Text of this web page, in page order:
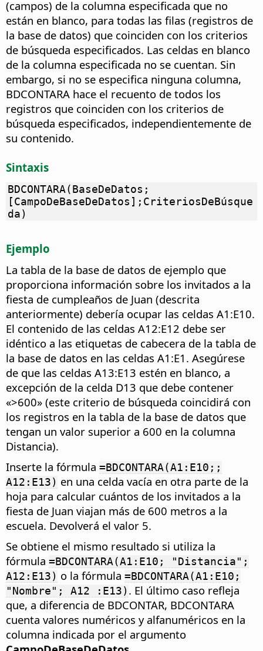
(campos) de la columna especificada que no
están en blanco, para todas las filas (registros de
la base de datos) que coinciden con los criterios
de búsqueda especificados. Las celdas en blanco
de la columna especificada no se cuentan. Sin
embargo, si no se especifica ninguna columna,
BDCONTARA hace el recuento de todos los
registros que coinciden con los criterios de
búsqueda especificados, independientemente de
su contenido.
Sintaxis
BDCONTARA(BaseDeDatos;
[CampoDeBaseDeDatos];CriteriosDeBúsque
da)
Ejemplo
La tabla de la base de datos de ejemplo que
proporciona información sobre los invitados a la
fiesta de cumpleaños de Juan (descrita
anteriormente) debería ocupar las celdas A1:E10.
El contenido de las celdas A12:E12 debe ser
idéntico a las etiquetas de cabecera de la tabla de
la base de datos en las celdas A1:E1. Asegúrese
de que las celdas A13:E13 estén en blanco, a
excepción de la celda D13 que debe contener
«>600» (este criterio de búsqueda coincidirá con
los registros en la tabla de la base de datos que
tengan un valor superior a 600 en la columna
Distancia).
Inserte la fórmula =BDCONTARA(A1:E10;;
A12:E13) en una celda vacía en otra parte de la
hoja para calcular cuántos de los invitados a la
fiesta de Juan viajan más de 600 metros a la
escuela. Devolverá el valor 5.
Se obtiene el mismo resultado si utiliza la
fórmula =BDCONTARA(A1:E10; "Distancia";
A12:E13) o la fórmula =BDCONTARA(A1:E10;
"Nombre"; A12 :E13) . El último caso refleja
que, a diferencia de BDCONTAR, BDCONTARA
cuenta valores numéricos y alfanuméricos en la
columna indicada por el argumento